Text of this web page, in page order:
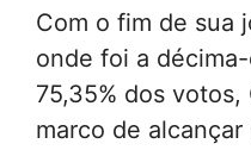
Com o fim de sua
onde foi a
75,35% dos
marco de